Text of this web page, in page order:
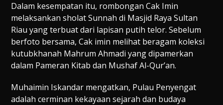
Dalam kesempatan itu, rombongan Cak Imin
melaksankan sholat Sunnah di Masjid Raya Sultan
Riau yang terbuat dari lapisan putih telor. Sebelum
berfoto bersama, Cak imin melihat beragam koleksi
kutubkhanah Mahrum Ahmadi yang dipamerkan
dalam Pameran Kitab dan Mushaf Al-Qur’an.
Muhaimin Iskandar mengatkan, Pulau Penyengat
adalah cerminan kekayaan sejarah dan budaya